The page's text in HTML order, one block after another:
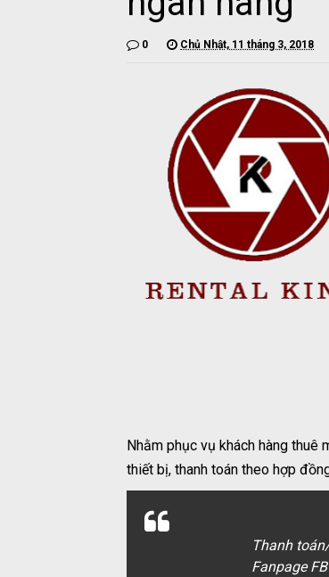
0 Chủ Nhật, 11 tháng 3, 2018
Nhằm phục vụ khách hàng
thiết bị, thanh toán theo hợp
Thanh
Fanpage